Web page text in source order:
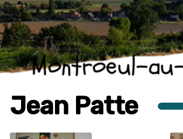
Montroeul-
Jean Patte